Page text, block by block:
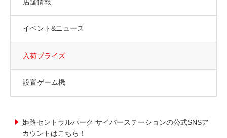
イベント&ニュース
入荷プライズ
設置ゲーム機
姫路セントラルパーク サイバーステーションの公式SNSア
カウントはこちら！